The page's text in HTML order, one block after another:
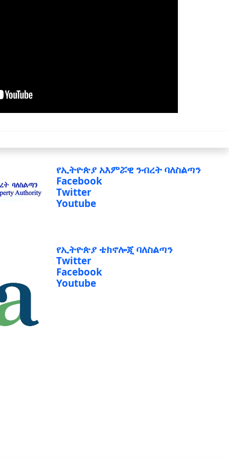
የኢትዮጵያ አእምሯዊ ንብረት ባለስልጣን
Facebook
Twitter
Youtube
የኢትዮጵያ ቴክኖሎጂ ባለስልጣን
Twitter
Facebook
Youtube